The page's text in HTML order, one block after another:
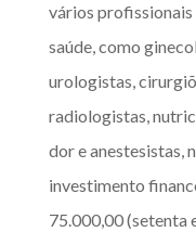
vários profissionais
saúde, como
urologistas,
radiologistas,
dor e anestesistas,
investimento
75.000,00 (setenta